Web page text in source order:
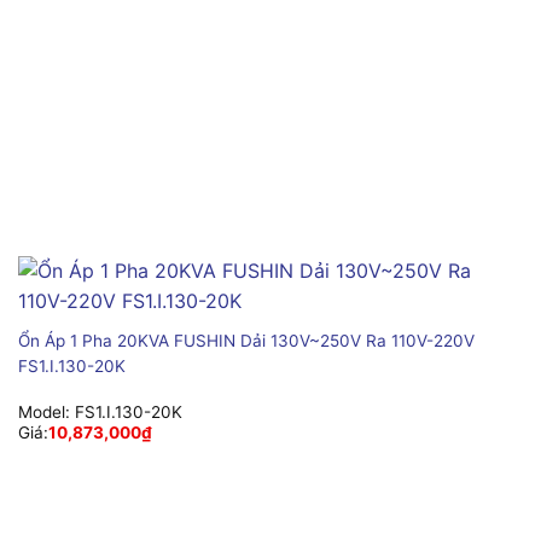
Ổn Áp 1 Pha 20KVA FUSHIN Dải 130V~250V Ra 110V-220V
FS1.I.130-20K
Model: FS1.I.130-20K
Giá:10,873,000₫